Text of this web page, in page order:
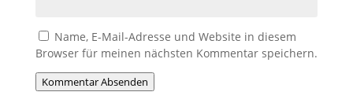
Name, E-Mail-Adresse und Website in diesem
Browser für meinen nächsten Kommentar speichern.
Kommentar Absenden